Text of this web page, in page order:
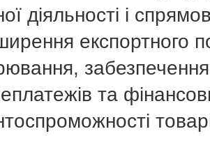
діяльності і
експортного
забезпечення
та